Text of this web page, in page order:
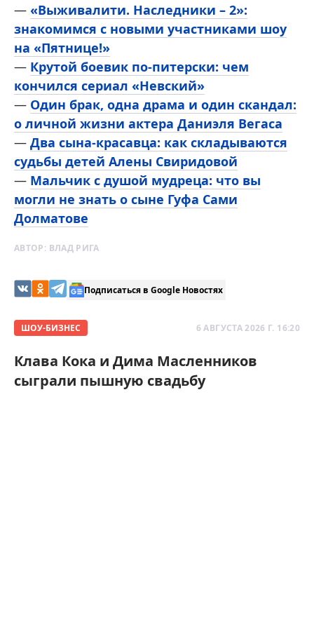
— «Выживалити. Наследники – 2»:
знакомимся с новыми участниками шоу
на «Пятнице!»
— Крутой боевик по-питерски: чем
кончился сериал «Невский»
— Один брак, одна драма и один скандал:
о личной жизни актера Даниэля Вегаса
— Два сына-красавца: как складываются
судьбы детей Алены Свиридовой
— Мальчик с душой мудреца: что вы
могли не знать о сыне Гуфа Сами
Долматове
АВТОР: ВЛАД РИГА
Подписаться в Google Новостях
ШОУ-БИЗНЕС 6 АВГУСТА 2026 Г. 16:20
Клава Кока и Дима Масленников
сыграли пышную свадьбу